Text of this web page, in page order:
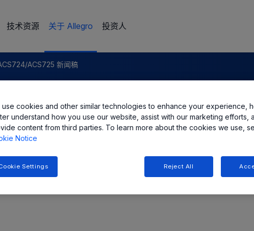
技术资源 关于 Allegro 投资人
ACS725 新闻稿
宣布推出采用共模场抑制
use cookies and other similar technologies to enhance your experience,
understand how you use our website, assist with our marketing efforts,
content from third parties. To learn more about the cookies we use,
Notice
Reject All
Settings